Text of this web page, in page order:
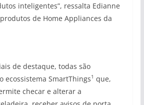
inteligentes”, ressalta Edianne
de Home Appliances da
de destaque, todas são
ecossistema SmartThings1 que,
checar e alterar a